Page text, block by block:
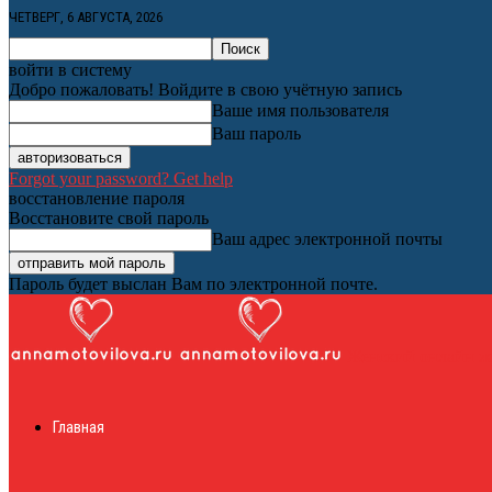
ЧЕТВЕРГ, 6 АВГУСТА, 2026
войти в систему
Добро пожаловать! Войдите в свою учётную запись
Ваше имя пользователя
Ваш пароль
Forgot your password? Get help
восстановление пароля
Восстановите свой пароль
Ваш адрес электронной почты
Пароль будет выслан Вам по электронной почте.
Главная